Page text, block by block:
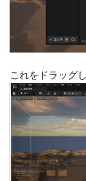
これをドラッグ